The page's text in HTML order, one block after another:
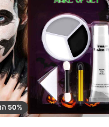
50% הנחה